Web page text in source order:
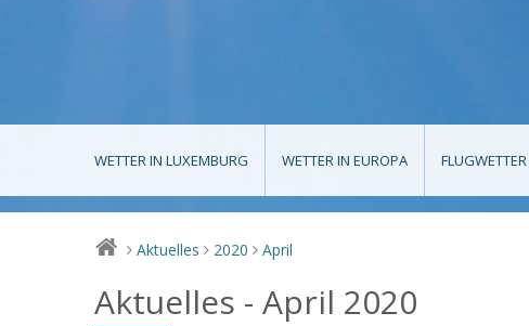
WETTER IN LUXEMBURG WETTER IN EUROPA FLUGWETTER
> Aktuelles > 2020 > April
Aktuelles - April 2020